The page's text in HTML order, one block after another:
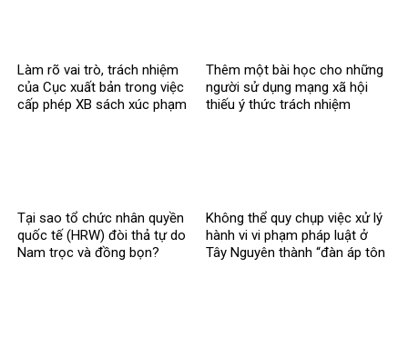
Làm rõ vai trò, trách nhiệm
của Cục xuất bản trong việc
cấp phép XB sách xúc phạm
Thêm một bài học cho những
người sử dụng mạng xã hội
thiếu ý thức trách nhiệm
Tại sao tổ chức nhân quyền
quốc tế (HRW) đòi thả tự do
Nam trọc và đồng bọn?
Không thể quy chụp việc xử lý
hành vi vi phạm pháp luật ở
Tây Nguyên thành “đàn áp tôn